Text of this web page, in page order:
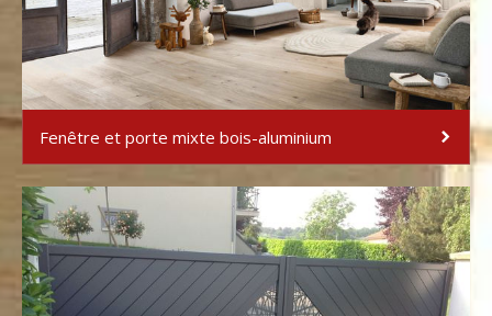
Fenêtre et porte mixte bois-aluminium